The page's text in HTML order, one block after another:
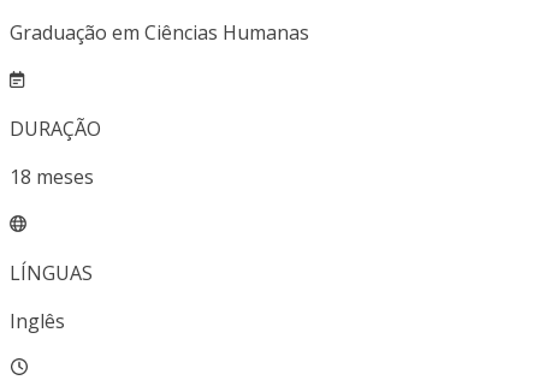
Graduação em Ciências Humanas
DURAÇÃO
18 meses
LÍNGUAS
Inglês